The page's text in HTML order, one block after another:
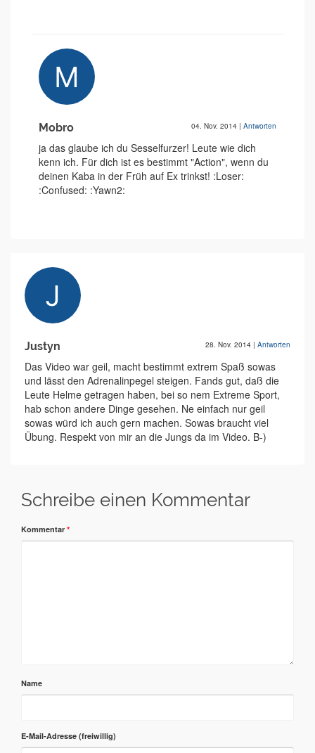
Mobro 04. Nov. 2014 | Antworten
ja das glaube ich du Sesselfurzer! Leute wie dich
kenn ich. Für dich ist es bestimmt "Action", wenn du
deinen Kaba in der Früh auf Ex trinkst! :Loser:
:Confused: :Yawn2:
Justyn 28. Nov. 2014 | Antworten
Das Video war geil, macht bestimmt extrem Spaß sowas
und lässt den Adrenalinpegel steigen. Fands gut, daß die
Leute Helme getragen haben, bei so nem Extreme Sport,
hab schon andere Dinge gesehen. Ne einfach nur geil
sowas würd ich auch gern machen. Sowas braucht viel
Übung. Respekt von mir an die Jungs da im Video. B-)
Schreibe einen Kommentar
Kommentar *
Name
E-Mail-Adresse